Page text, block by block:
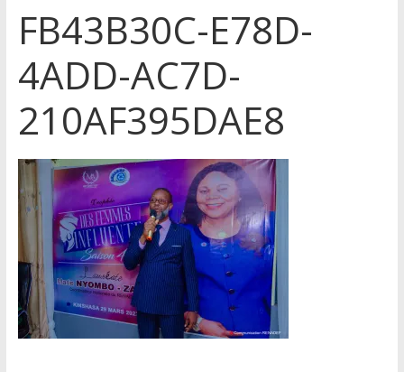
FB43B30C-E78D-
4ADD-AC7D-
210AF395DAE8